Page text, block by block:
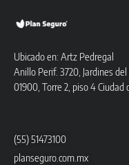
Ubicado en: Artz Pedregal
Anillo Perif. 3720, Jardines
01900, Torre 2, piso 4 Ciudad
(55) 51473100
planseguro.com.mx